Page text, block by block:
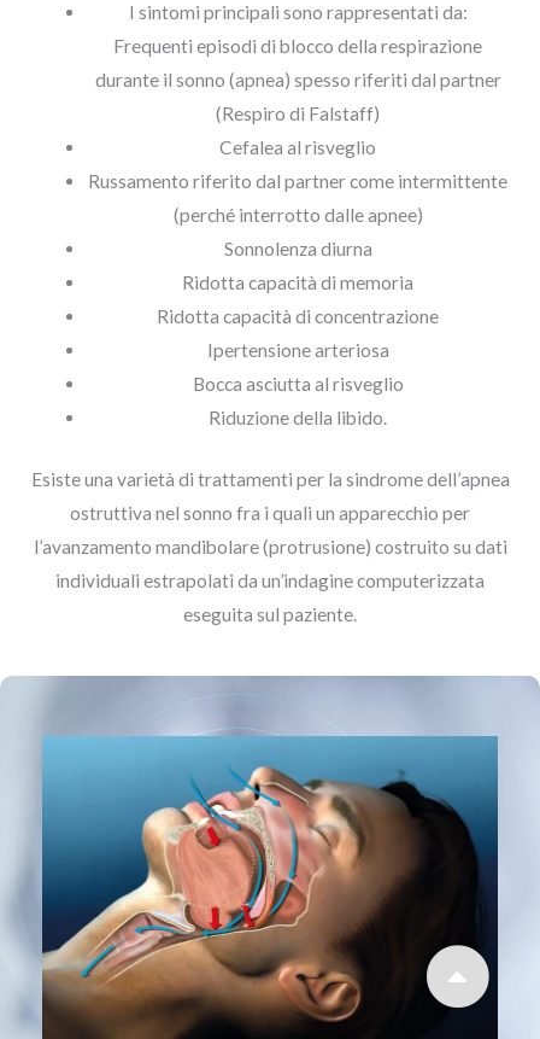
I sintomi principali sono rappresentati da:
Frequenti episodi di blocco della respirazione
durante il sonno (apnea) spesso riferiti dal partner
(Respiro di Falstaff)
Cefalea al risveglio
Russamento riferito dal partner come intermittente
(perché interrotto dalle apnee)
Sonnolenza diurna
Ridotta capacità di memoria
Ridotta capacità di concentrazione
Ipertensione arteriosa
Bocca asciutta al risveglio
Riduzione della libido.
Esiste una varietà di trattamenti per la sindrome dell’apnea
ostruttiva nel sonno fra i quali un apparecchio per
l’avanzamento mandibolare (protrusione) costruito su dati
individuali estrapolati da un’indagine computerizzata
eseguita sul paziente.